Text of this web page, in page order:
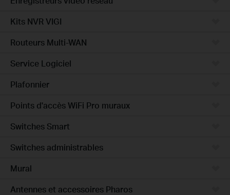
Kits NVR VIGI
Routeurs Multi-WAN
Service Logiciel
Plafonnier
Points d'accès WiFi Pro muraux
Switches Smart
Switches administrables
Mural
Antennes et accessoires Pharos